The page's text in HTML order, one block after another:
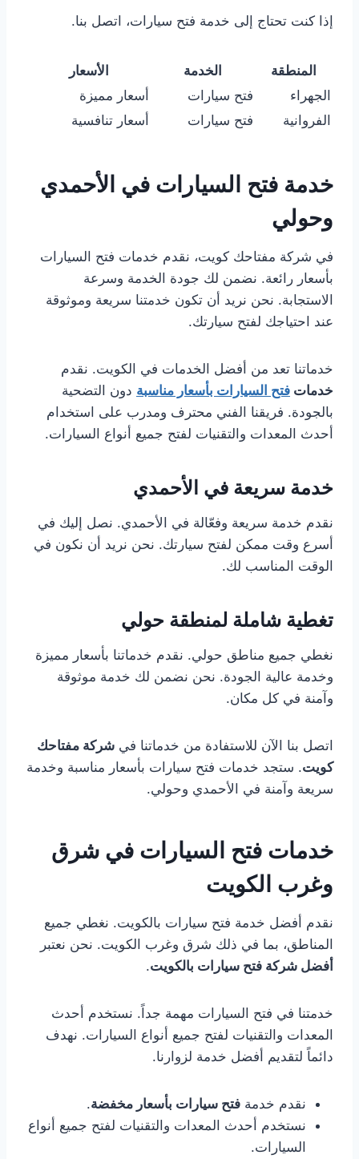
إذا كنت تحتاج إلى خدمة فتح سيارات، اتصل بنا.
المنطقة الخدمة
الأسعار
الجهراء
فتح سيارات
أسعار مميزة
الفروانية
فتح سيارات أسعار تنافسية
خدمة فتح السيارات في الأحمدي
وحولي
في شركة مفتاحك كويت، نقدم خدمات فتح السيارات
بأسعار رائعة. نضمن لك جودة الخدمة وسرعة
الاستجابة. نحن نريد أن تكون خدمتنا سريعة وموثوقة
عند احتياجك لفتح سيارتك.
خدماتنا تعد من أفضل الخدمات في الكويت. نقدم
خدمات فتح السيارات بأسعار مناسبة دون التضحية
بالجودة. فريقنا الفني محترف ومدرب على استخدام
أحدث المعدات والتقنيات لفتح جميع أنواع السيارات.
خدمة سريعة في الأحمدي
نقدم خدمة سريعة وفعّالة في الأحمدي. نصل إليك في
أسرع وقت ممكن لفتح سيارتك. نحن نريد أن نكون في
الوقت المناسب لك.
تغطية شاملة لمنطقة حولي
نغطي جميع مناطق حولي. نقدم خدماتنا بأسعار مميزة
وخدمة عالية الجودة. نحن نضمن لك خدمة موثوقة
وآمنة في كل مكان.
اتصل بنا الآن للاستفادة من خدماتنا في شركة مفتاحك
كويت. ستجد خدمات فتح سيارات بأسعار مناسبة وخدمة
سريعة وآمنة في الأحمدي وحولي.
خدمات فتح السيارات في شرق
وغرب الكويت
نقدم أفضل خدمة فتح سيارات بالكويت. نغطي جميع
المناطق، بما في ذلك شرق وغرب الكويت. نحن نعتبر
أفضل شركة فتح سيارات بالكويت.
خدمتنا في فتح السيارات مهمة جداً. نستخدم أحدث
المعدات والتقنيات لفتح جميع أنواع السيارات. نهدف
دائماً لتقديم أفضل خدمة لزوارنا.
نقدم خدمة فتح سيارات بأسعار مخفضة.
نستخدم أحدث المعدات والتقنيات لفتح جميع أنواع
السيارات.